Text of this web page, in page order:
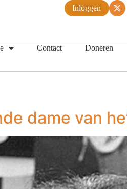
Inloggen
Contact Doneren
dame van